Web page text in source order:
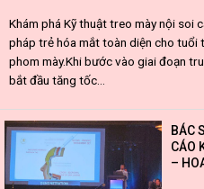
Khám phá Kỹ thuật treo mày nội soi
pháp trẻ hóa mắt toàn diện cho tuổi
phom mày.Khi bước vào giai đoạn
bắt đầu tăng tốc...
BÁC
CÁO
–